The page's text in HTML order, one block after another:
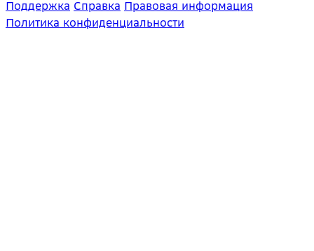
Поддержка Справка Правовая информация
Политика конфиденциальности